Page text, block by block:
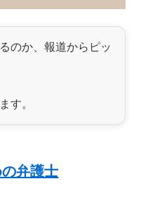
のか、報道からピッ
す。
弁護士